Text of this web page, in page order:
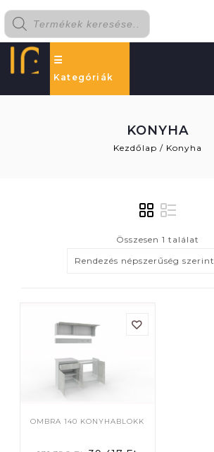
Kategóriák
KONYHA
Kezdőlap / Konyha
Összesen 1 találat
Rendezés népszerűség szerint
OMBRA 140 KONYHABLOKK